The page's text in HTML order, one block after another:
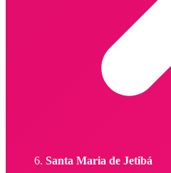
Santa Maria de Jetibá